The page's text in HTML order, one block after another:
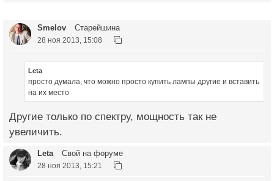
Smelov Старейшина
28 ноя 2013, 15:08
Leta
просто думала, что можно просто купить лампы другие и вставить
на их место
Другие только по спектру, мощность так не
увеличить.
Leta Свой на форуме
28 ноя 2013, 15:21